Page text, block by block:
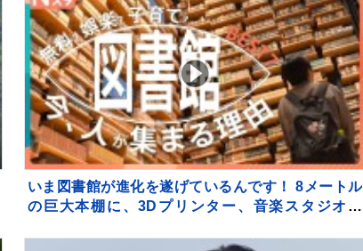
いま図書館が進化を遂げているんです！ 8メートル
の巨大本棚に、3Dプリンター、音楽スタジオま